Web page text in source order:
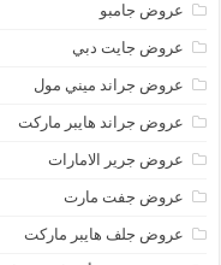
عروض جامبو
عروض جايت دبي
عروض جراند ميني مول
عروض جراند هايبر ماركت
عروض جرير الامارات
عروض جفت مارت
عروض جلف هايبر ماركت